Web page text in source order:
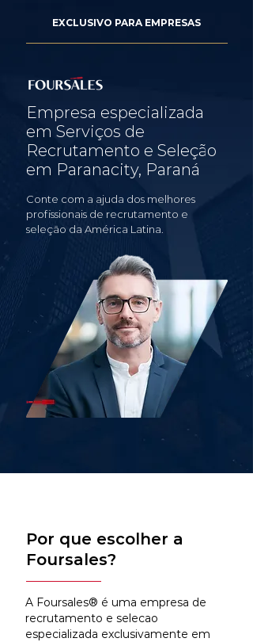
EXCLUSIVO PARA EMPRESAS
Empresa especializada
em Serviços de
Recrutamento e Seleção
em Paranacity, Paraná
Conte com a ajuda dos melhores
profissionais de recrutamento e
seleção da América Latina.
Por que escolher a
Foursales?
A Foursales® é uma empresa de
recrutamento e selecao
especializada exclusivamente em